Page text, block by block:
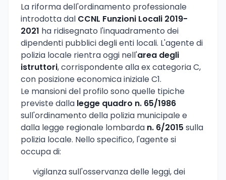
La riforma dell'ordinamento professionale
introdotta dal CCNL Funzioni Locali 2019-
2021 ha ridisegnato l'inquadramento dei
dipendenti pubblici degli enti locali. L'agente di
polizia locale rientra oggi nell'area degli
istruttori, corrispondente alla ex categoria C,
con posizione economica iniziale C1.
Le mansioni del profilo sono quelle tipiche
previste dalla legge quadro n. 65/1986
sull'ordinamento della polizia municipale e
dalla legge regionale lombarda n. 6/2015 sulla
polizia locale. Nello specifico, l'agente si
occupa di:
vigilanza sull'osservanza delle leggi, dei